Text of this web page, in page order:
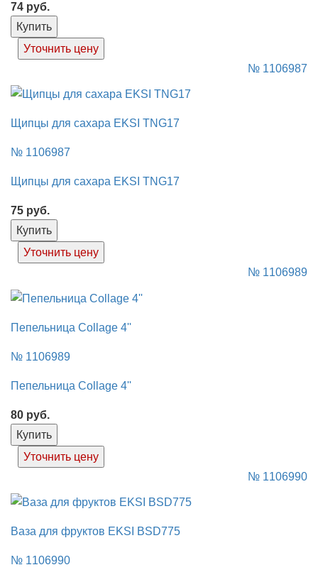
74 руб.
Купить
Уточнить цену
№ 1106987
Щипцы для сахара EKSI TNG17
№ 1106987
Щипцы для сахара EKSI TNG17
75 руб.
Купить
Уточнить цену
№ 1106989
Пепельница Collage 4''
№ 1106989
Пепельница Collage 4''
80 руб.
Купить
Уточнить цену
№ 1106990
Ваза для фруктов EKSI BSD775
№ 1106990